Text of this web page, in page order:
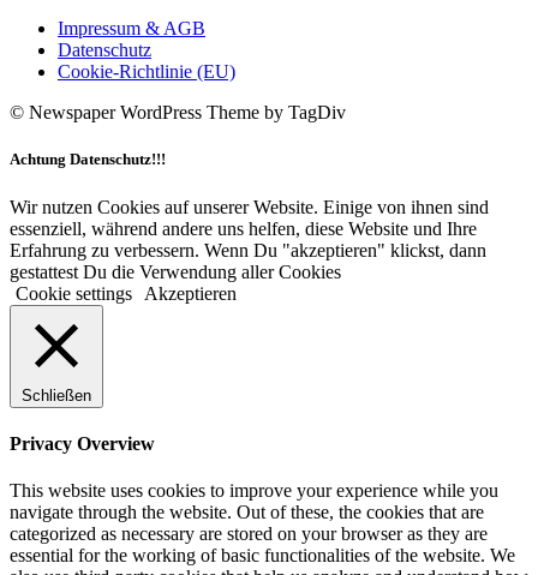
Impressum & AGB
Datenschutz
Cookie-Richtlinie (EU)
© Newspaper WordPress Theme by TagDiv
Achtung Datenschutz!!!
Wir nutzen Cookies auf unserer Website. Einige von ihnen sind
essenziell, während andere uns helfen, diese Website und Ihre
Erfahrung zu verbessern. Wenn Du "akzeptieren" klickst, dann
gestattest Du die Verwendung aller Cookies
Cookie settings
Akzeptieren
Schließen
Privacy Overview
This website uses cookies to improve your experience while you
navigate through the website. Out of these, the cookies that are
categorized as necessary are stored on your browser as they are
essential for the working of basic functionalities of the website. We